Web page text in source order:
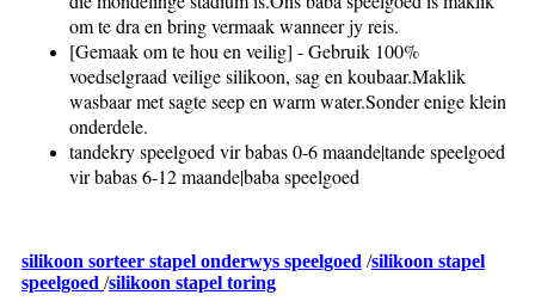
om te dra en bring vermaak wanneer jy reis.
[Gemaak om te hou en veilig] - Gebruik 100%
voedselgraad veilige silikoon, sag en koubaar.Maklik
wasbaar met sagte seep en warm water.Sonder enige klein
onderdele.
tandekry speelgoed vir babas 0-6 maande|tande speelgoed
vir babas 6-12 maande|baba speelgoed
silikoon sorteer stapel onderwys speelgoed /silikoon stapel
speelgoed /silikoon stapel toring